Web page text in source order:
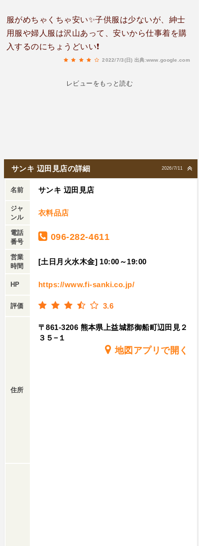
服がめちゃくちゃ安い✨子供服は少ないが、紳士
用服や婦人服は沢山あって、安いから仕事着を購
入するのにちょうどいい❗
2022/7/3(日) 出典:www.google.com
レビューをもっと読む
2026/7/11
サンキ 辺田見店の詳細
名前 サンキ 辺田見店
ジャ
ンル
衣料品店
電話
番号
096-282-4611
営業
時間
[土日月火水木金] 10:00～19:00
HP https://www.fi-sanki.co.jp/
評価 3.6
住所
〒861-3206 熊本県上益城郡御船町辺田見２
３５−１
地図アプリで開く